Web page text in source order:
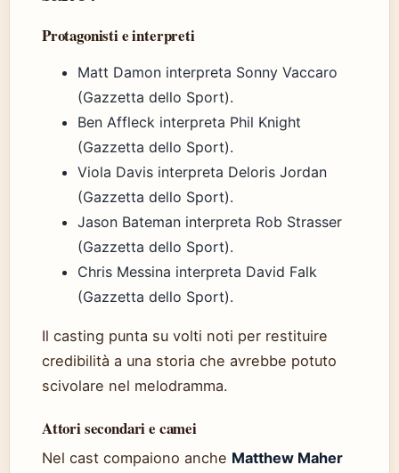
Protagonisti e interpreti
Matt Damon interpreta Sonny Vaccaro
(Gazzetta dello Sport).
Ben Affleck interpreta Phil Knight
(Gazzetta dello Sport).
Viola Davis interpreta Deloris Jordan
(Gazzetta dello Sport).
Jason Bateman interpreta Rob Strasser
(Gazzetta dello Sport).
Chris Messina interpreta David Falk
(Gazzetta dello Sport).
Il casting punta su volti noti per restituire
credibilità a una storia che avrebbe potuto
scivolare nel melodramma.
Attori secondari e camei
Nel cast compaiono anche Matthew Maher